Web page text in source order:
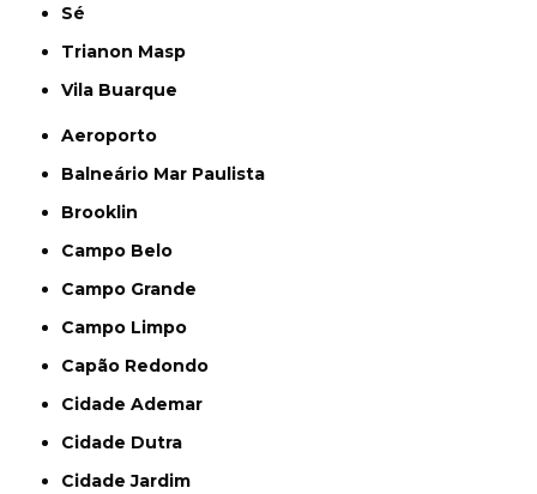
Sé
Trianon Masp
Vila Buarque
Aeroporto
Balneário Mar Paulista
Brooklin
Campo Belo
Campo Grande
Campo Limpo
Capão Redondo
Cidade Ademar
Cidade Dutra
Cidade Jardim